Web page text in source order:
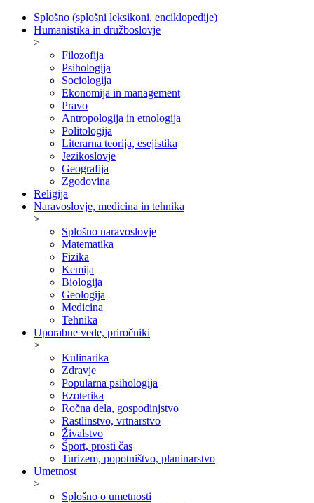
Splošno (splošni leksikoni, enciklopedije)
Humanistika in družboslovje
>
Filozofija
Psihologija
Sociologija
Ekonomija in management
Pravo
Antropologija in etnologija
Politologija
Literarna teorija, esejistika
Jezikoslovje
Geografija
Zgodovina
Religija
Naravoslovje, medicina in tehnika
>
Splošno naravoslovje
Matematika
Fizika
Kemija
Biologija
Geologija
Medicina
Tehnika
Uporabne vede, priročniki
>
Kulinarika
Zdravje
Popularna psihologija
Ezoterika
Ročna dela, gospodinjstvo
Rastlinstvo, vrtnarstvo
Živalstvo
Šport, prosti čas
Turizem, popotništvo, planinarstvo
Umetnost
>
Splošno o umetnosti